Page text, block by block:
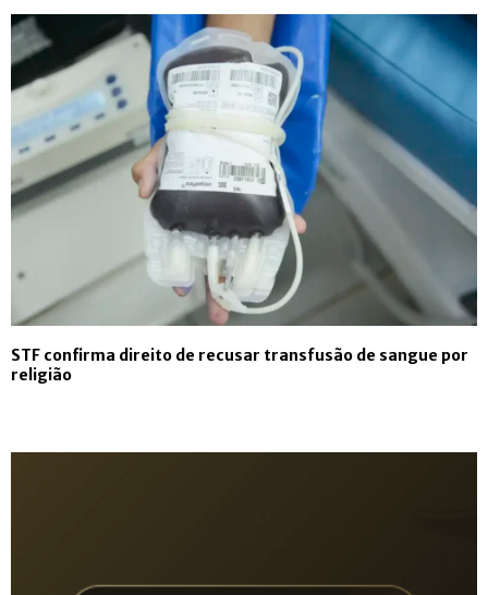
STF confirma direito de recusar transfusão de sangue por
religião